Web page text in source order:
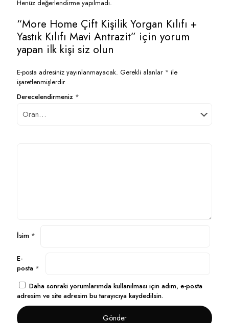
Henüz değerlendirme yapılmadı.
“More Home Çift Kişilik Yorgan Kılıfı +
Yastık Kılıfı Mavi Antrazit” için yorum
yapan ilk kişi siz olun
E-posta adresiniz yayınlanmayacak. Gerekli alanlar * ile
işaretlenmişlerdir
Derecelendirmeniz *
İsim *
E-
posta *
Daha sonraki yorumlarımda kullanılması için adım, e-posta
adresim ve site adresim bu tarayıcıya kaydedilsin.